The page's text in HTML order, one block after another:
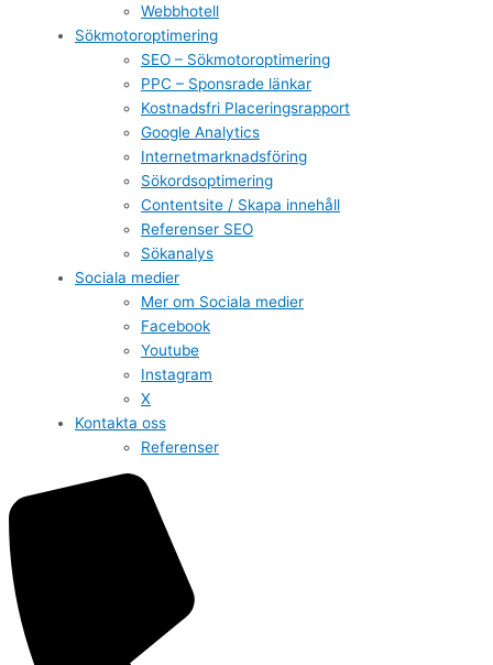
Webbhotell
Sökmotoroptimering
SEO – Sökmotoroptimering
PPC – Sponsrade länkar
Kostnadsfri Placeringsrapport
Google Analytics
Internetmarknadsföring
Sökordsoptimering
Contentsite / Skapa innehåll
Referenser SEO
Sökanalys
Sociala medier
Mer om Sociala medier
Facebook
Youtube
Instagram
X
Kontakta oss
Referenser